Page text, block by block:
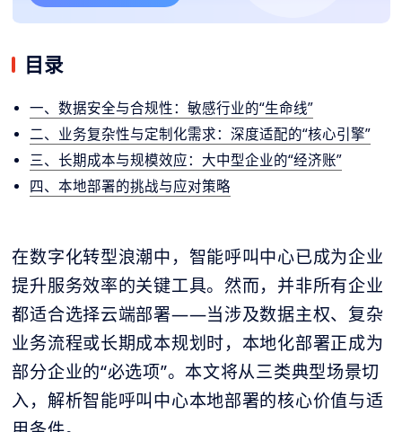
目录
一、数据安全与合规性：敏感行业的“生命线”
二、业务复杂性与定制化需求：深度适配的“核心引擎”
三、长期成本与规模效应：大中型企业的“经济账”
四、本地部署的挑战与应对策略
在数字化转型浪潮中，智能呼叫中心已成为企业
提升服务效率的关键工具。然而，并非所有企业
都适合选择云端部署——当涉及数据主权、复杂
业务流程或长期成本规划时，本地化部署正成为
部分企业的“必选项”。本文将从三类典型场景切
入，解析智能呼叫中心本地部署的核心价值与适